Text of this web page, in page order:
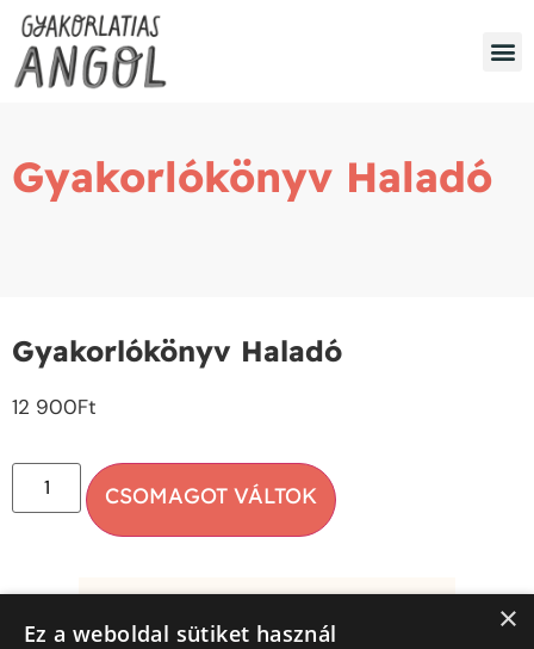
Gyakorlókönyv Haladó
Gyakorlókönyv Haladó
12 900Ft
×
Ez a weboldal sütiket használ